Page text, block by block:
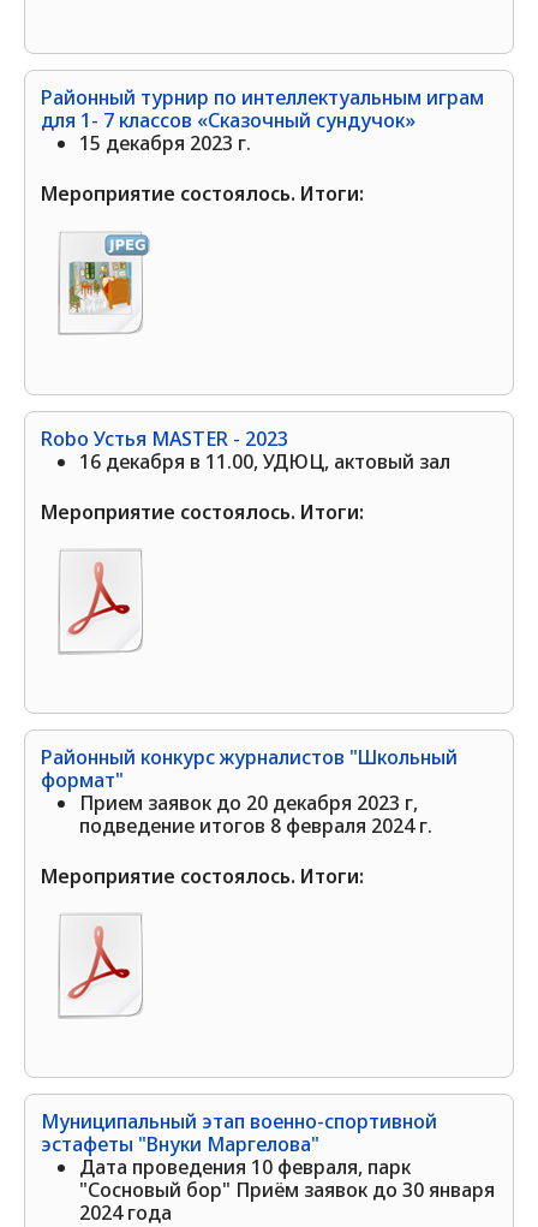
Районный турнир по интеллектуальным играм
для 1- 7 классов «Сказочный сундучок»
15 декабря 2023 г.
Мероприятие состоялось. Итоги:
Robo Устья MASTER - 2023
16 декабря в 11.00, УДЮЦ, актовый зал
Мероприятие состоялось. Итоги:
Районный конкурс журналистов "Школьный
формат"
Прием заявок до 20 декабря 2023 г,
подведение итогов 8 февраля 2024 г.
Мероприятие состоялось. Итоги:
Муниципальный этап военно-спортивной
эстафеты "Внуки Маргелова"
Дата проведения 10 февраля, парк
"Сосновый бор" Приём заявок до 30 января
2024 года